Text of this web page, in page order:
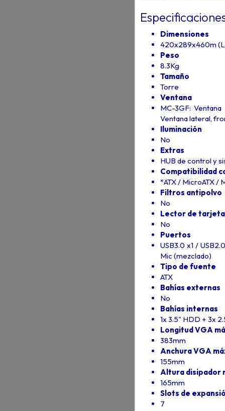
Dimensiones
420x289x460m (L
Peso
8.3Kg
Tamaño
Torre
Ventana
MC-3GF:
Ventana lateral,
Iluminación
No
Extras
HUB de control y
Compatibilidad
*ATX / MicroATX /
Filtros antipolvo
No
Lector de
No
Puertos
USB3.0 x1 /
Mic (mezclado)
Tipo de fuente
ATX
Bahías externas
No
Bahías internas
1x 3.5" HDD + 3x
Longitud VGA
383mm
Anchura VGA
155mm
Altura disipador
165mm
Slots de
7